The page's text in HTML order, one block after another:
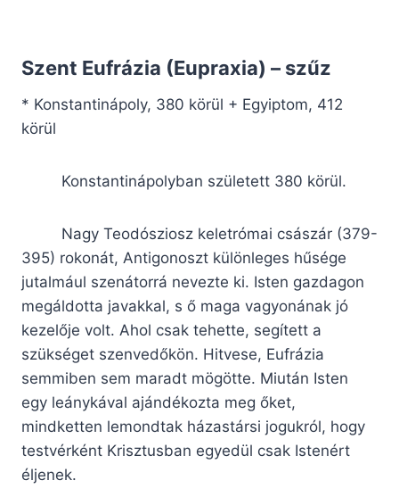
Szent Eufrázia (Eupraxia) – szűz
* Konstantinápoly, 380 körül + Egyiptom, 412
körül
Konstantinápolyban született 380 körül.
Nagy Teodósziosz keletrómai császár (379-
395) rokonát, Antigonoszt különleges hűsége
jutalmául szenátorrá nevezte ki. Isten gazdagon
megáldotta javakkal, s ő maga vagyonának jó
kezelője volt. Ahol csak tehette, segített a
szükséget szenvedőkön. Hitvese, Eufrázia
semmiben sem maradt mögötte. Miután Isten
egy leánykával ajándékozta meg őket,
mindketten lemondtak házastársi jogukról, hogy
testvérként Krisztusban egyedül csak Istenért
éljenek.